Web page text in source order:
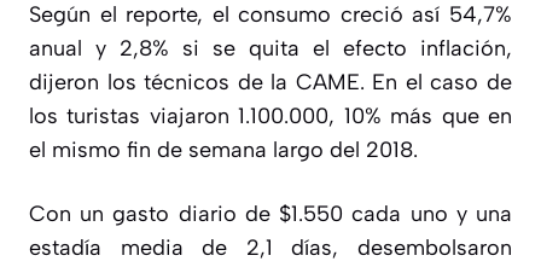
Según el reporte, el consumo creció así 54,7%
anual y 2,8% si se quita el efecto inflación,
dijeron los técnicos de la CAME. En el caso de
los turistas viajaron 1.100.000, 10% más que en
el mismo fin de semana largo del 2018.
Con un gasto diario de $1.550 cada uno y una
estadía media de 2,1 días, desembolsaron